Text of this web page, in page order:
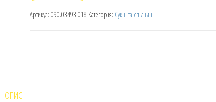
Артикул: 090.03493.018 Категорія: Сукні та спідниці
ОПИС